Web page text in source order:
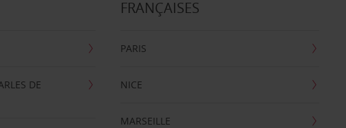
DE
FRANÇAISES
PARIS
NICE
MARSEILLE